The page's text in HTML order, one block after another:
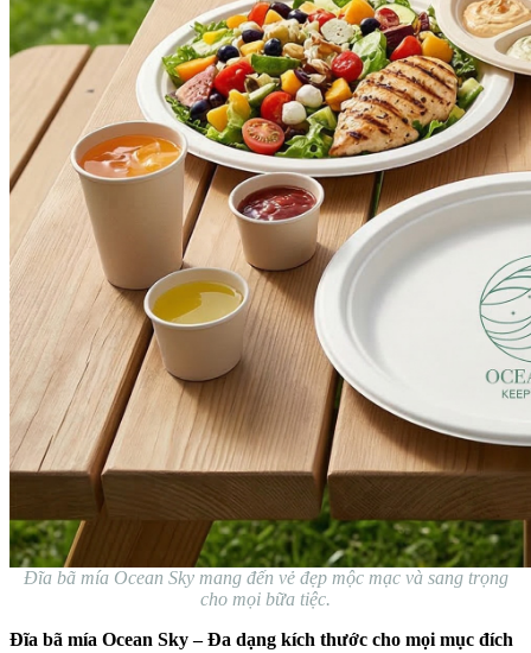
Đĩa bã mía Ocean Sky mang đến vẻ đẹp mộc mạc và sang trọng
cho mọi bữa tiệc.
Đĩa bã mía Ocean Sky – Đa dạng kích thước cho mọi mục đích